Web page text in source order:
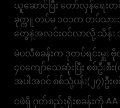
ယူဆောင်ပြီး တော်လှန်ရေး
ခုက္ကူ တပ်မ ၁၀၁က တပ်သာ
တွေနဲ့အလင်းဝင်လာလို့ သိန်း ၁၀
မဲပလီစခန်းက ဒုတပ်ရင်းမှူး ဗို
၄၀ကျော်သေဆုံးပြီး စစ်ဦး
အပါအဝင် စစ်သုံ့ပန်း(၂၇)ဦးဖ
ငဖဲရှိ ဂုတ်စည်းရိုးစခန်းကို